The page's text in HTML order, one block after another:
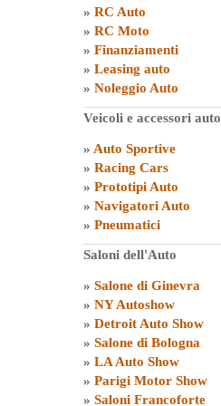
» RC Auto
» RC Moto
» Finanziamenti
» Leasing auto
» Noleggio Auto
Veicoli e accessori auto
» Auto Sportive
» Racing Cars
» Prototipi Auto
» Navigatori Auto
» Pneumatici
Saloni dell'Auto
» Salone di Ginevra
» NY Autoshow
» Detroit Auto Show
» Salone di Bologna
» LA Auto Show
» Parigi Motor Show
» Saloni Francoforte